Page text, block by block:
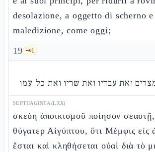
desolazione, a oggetto di scherno
maledizione, come oggi;
19 🗝️1
ואת עבדיו ואת שריו ואת כל עמו
SEPTUAGINTA (LXX)
σκεύη ἀποικισμοῦ ποίησον
θύγατερ Αἰγύπτου, ὅτι Μέμφις εἰς
ἔσται καὶ κληθήσεται οὐαὶ διὰ τὸ